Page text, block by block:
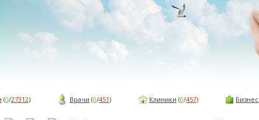
(0/27312) Врачи (0/451) Клиники (0/457) Бизнес